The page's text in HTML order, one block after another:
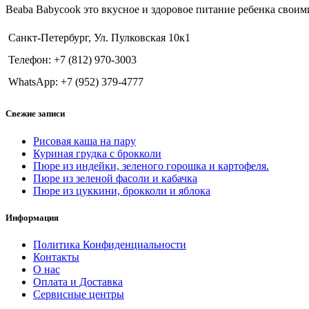
Beaba Babycook это вкусное и здоровое питание ребенка
Санкт-Петербург, Ул. Пулковская 10к1
Телефон: +7 (812) 970-3003
WhatsApp: +7 (952) 379-4777
Свежие записи
Рисовая каша на пару
Куриная грудка с брокколи
Пюре из индейки, зеленого горошка и картофеля.
Пюре из зеленой фасоли и кабачка
Пюре из цуккини, брокколи и яблока
Информация
Политика Конфиденциальности
Контакты
О нас
Оплата и Доставка
Сервисные центры